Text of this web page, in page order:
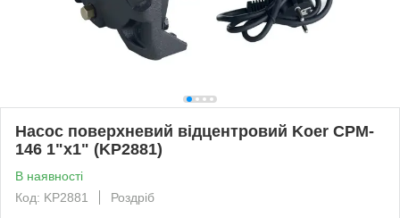
Насос поверхневий відцентровий Koer CPM-
146 1"x1" (KP2881)
В наявності
Код: KP2881
Роздріб